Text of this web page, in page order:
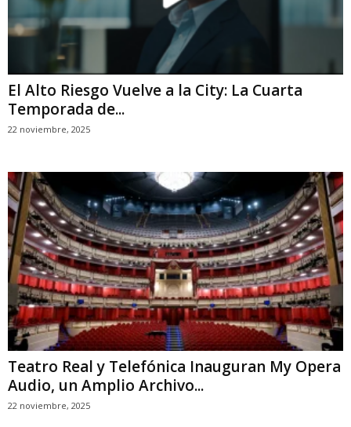
El Alto Riesgo Vuelve a la City: La Cuarta
Temporada de...
22 noviembre, 2025
Teatro Real y Telefónica Inauguran My Opera
Audio, un Amplio Archivo...
22 noviembre, 2025